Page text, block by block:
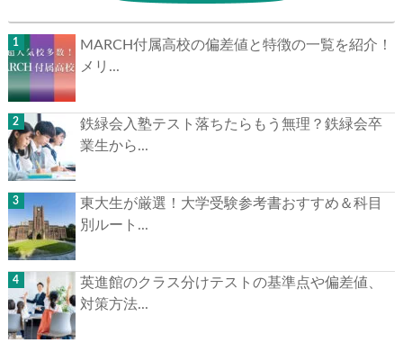
▶
MARCH付属高校の偏差値と特徴の一覧を紹介！
メリ...
鉄緑会入塾テスト落ちたらもう無理？鉄緑会卒
業生から...
東大生が厳選！大学受験参考書おすすめ＆科目
別ルート...
英進館のクラス分けテストの基準点や偏差値、
対策方法...